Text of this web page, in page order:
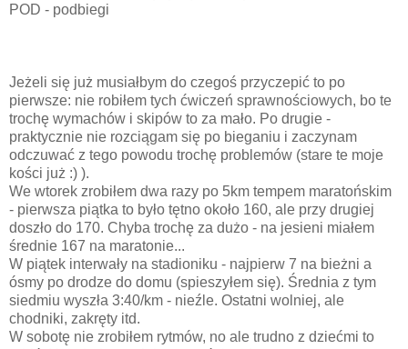
POD - podbiegi
Jeżeli się już musiałbym do czegoś przyczepić to po
pierwsze: nie robiłem tych ćwiczeń sprawnościowych, bo te
trochę wymachów i skipów to za mało. Po drugie -
praktycznie nie rozciągam się po bieganiu i zaczynam
odczuwać z tego powodu trochę problemów (stare te moje
kości już :) ).
We wtorek zrobiłem dwa razy po 5km tempem maratońskim
- pierwsza piątka to było tętno około 160, ale przy drugiej
doszło do 170. Chyba trochę za dużo - na jesieni miałem
średnie 167 na maratonie...
W piątek interwały na stadioniku - najpierw 7 na bieżni a
ósmy po drodze do domu (spieszyłem się). Średnia z tym
siedmiu wyszła 3:40/km - nieźle. Ostatni wolniej, ale
chodniki, zakręty itd.
W sobotę nie zrobiłem rytmów, no ale trudno z dziećmi to